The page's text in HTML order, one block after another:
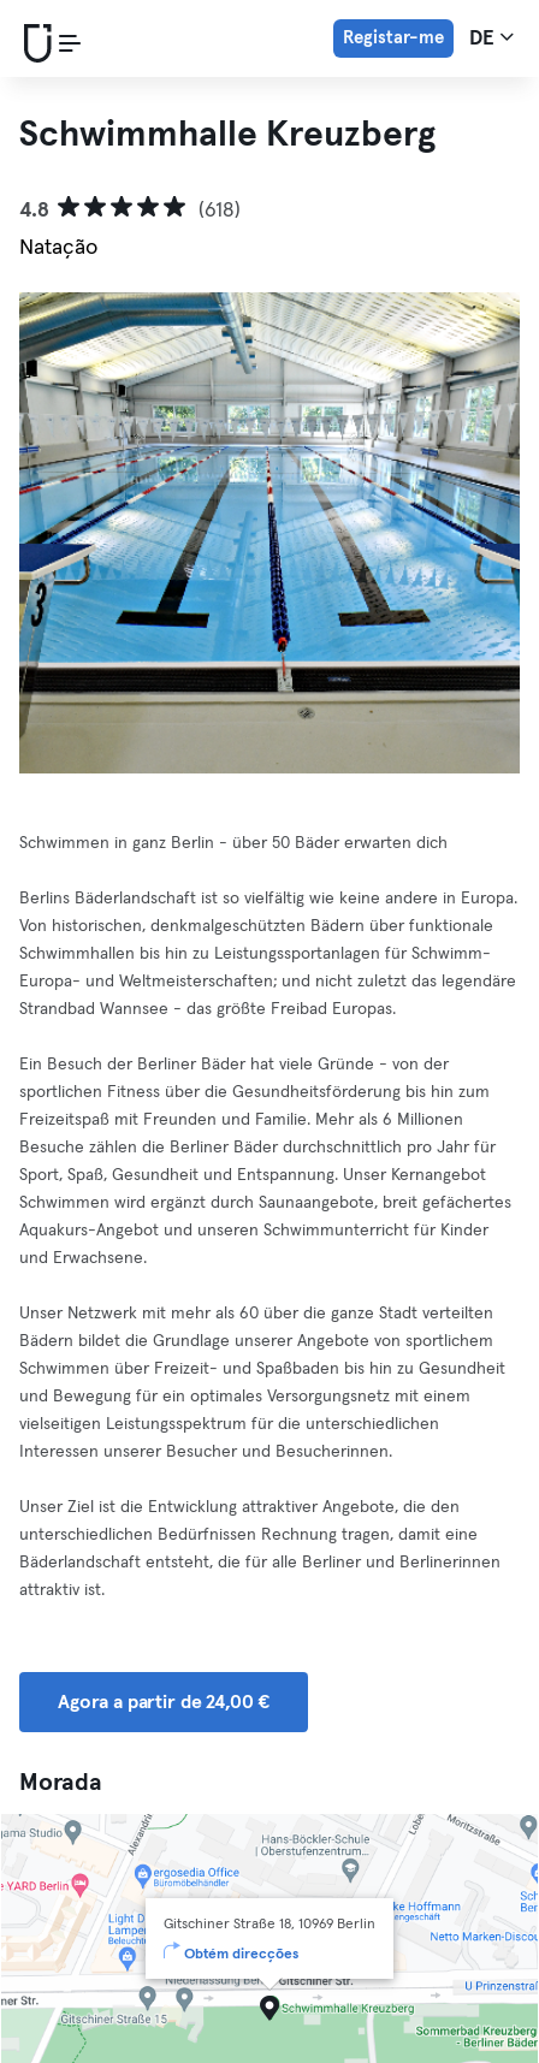
Registar-me DE
Schwimmhalle Kreuzberg
4.8
(618)
Natação
Schwimmen in ganz Berlin - über 50 Bäder erwarten dich
Berlins Bäderlandschaft ist so vielfältig wie keine andere in Europa.
Von historischen, denkmalgeschützten Bädern über funktionale
Schwimmhallen bis hin zu Leistungssportanlagen für Schwimm-
Europa- und Weltmeisterschaften; und nicht zuletzt das legendäre
Strandbad Wannsee - das größte Freibad Europas.
Ein Besuch der Berliner Bäder hat viele Gründe - von der
sportlichen Fitness über die Gesundheitsförderung bis hin zum
Freizeitspaß mit Freunden und Familie. Mehr als 6 Millionen
Besuche zählen die Berliner Bäder durchschnittlich pro Jahr für
Sport, Spaß, Gesundheit und Entspannung. Unser Kernangebot
Schwimmen wird ergänzt durch Saunaangebote, breit gefächertes
Aquakurs-Angebot und unseren Schwimmunterricht für Kinder
und Erwachsene.
Unser Netzwerk mit mehr als 60 über die ganze Stadt verteilten
Bädern bildet die Grundlage unserer Angebote von sportlichem
Schwimmen über Freizeit- und Spaßbaden bis hin zu Gesundheit
und Bewegung für ein optimales Versorgungsnetz mit einem
vielseitigen Leistungsspektrum für die unterschiedlichen
Interessen unserer Besucher und Besucherinnen.
Unser Ziel ist die Entwicklung attraktiver Angebote, die den
unterschiedlichen Bedürfnissen Rechnung tragen, damit eine
Bäderlandschaft entsteht, die für alle Berliner und Berlinerinnen
attraktiv ist.
Agora a partir de 24,00 €
Morada
Gitschiner Straße 18, 10969 Berlin
Obtém direcções